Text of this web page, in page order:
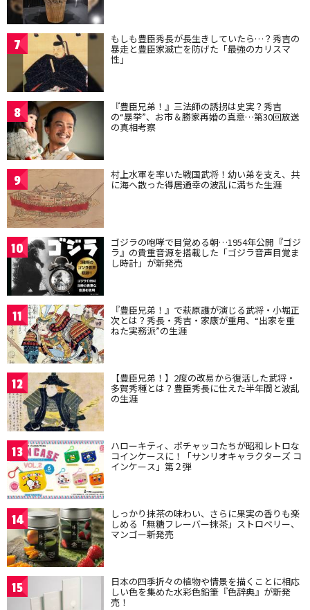
7 もしも豊臣秀長が長生きしていたら…？秀吉の
暴走と豊臣家滅亡を防げた「最強のカリスマ
性」
8 『豊臣兄弟！』三法師の誘拐は史実？秀吉
の“暴挙”、お市＆勝家再婚の真意…第30回放送
の真相考察
9 村上水軍を率いた戦国武将！幼い弟を支え、共
に海へ散った得居通幸の波乱に満ちた生涯
10 ゴジラの咆哮で目覚める朝…1954年公開『ゴジ
ラ』の貴重音源を搭載した「ゴジラ音声目覚ま
し時計」が新発売
11 『豊臣兄弟！』で萩原護が演じる武将・小堀正
次とは？秀長・秀吉・家康が重用、“出家を重
ねた実務派”の生涯
12 【豊臣兄弟！】2度の改易から復活した武将・
多賀秀種とは？豊臣秀長に仕えた半年間と波乱
の生涯
13 ハローキティ、ポチャッコたちが昭和レトロな
コインケースに！「サンリオキャラクターズ コ
インケース」第２弾
14 しっかり抹茶の味わい、さらに果実の香りも楽
しめる「無糖フレーバー抹茶」ストロベリー、
マンゴー新発売
15 日本の四季折々の植物や情景を描くことに相応
しい色を集めた水彩色鉛筆『色辞典』が新発
売！